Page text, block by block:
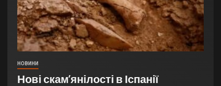
НОВИНИ
Нові скам’янілості в Іспанії